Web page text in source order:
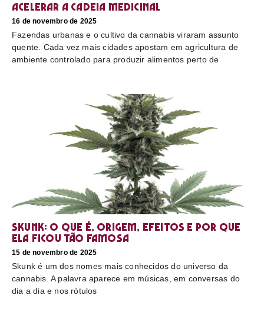
acelerar a cadeia medicinal
16 de novembro de 2025
Fazendas urbanas e o cultivo da cannabis viraram assunto
quente. Cada vez mais cidades apostam em agricultura de
ambiente controlado para produzir alimentos perto de
Skunk: o que é, origem, efeitos e por que
ela ficou tão famosa
15 de novembro de 2025
Skunk é um dos nomes mais conhecidos do universo da
cannabis. A palavra aparece em músicas, em conversas do
dia a dia e nos rótulos